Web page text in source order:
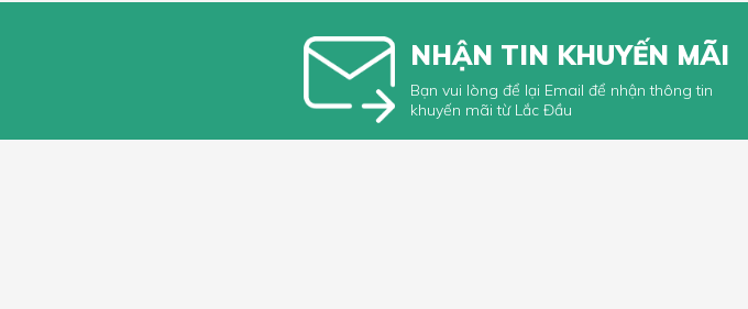
NHẬN TIN KHUYẾN MÃI
Bạn vui lòng để lại Email để nhận thông tin
khuyến mãi từ Lắc Đầu